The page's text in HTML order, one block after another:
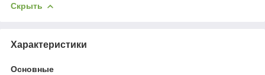
Скрыть
Характеристики
Основные